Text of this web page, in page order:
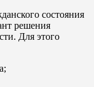
состояния
решения
Для этого